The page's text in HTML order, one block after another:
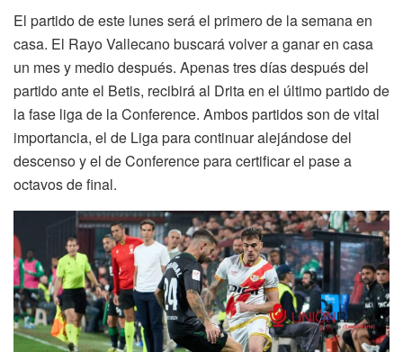
El partido de este lunes será el primero de la semana en
casa. El Rayo Vallecano buscará volver a ganar en casa
un mes y medio después. Apenas tres días después del
partido ante el Betis, recibirá al Drita en el último partido de
la fase liga de la Conference. Ambos partidos son de vital
importancia, el de Liga para continuar alejándose del
descenso y el de Conference para certificar el pase a
octavos de final.